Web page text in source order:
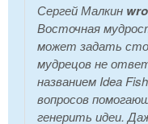
Сергей Малкин
Восточная
может задать
мудрецов не
названием Idea
вопросов
генерить идеи.